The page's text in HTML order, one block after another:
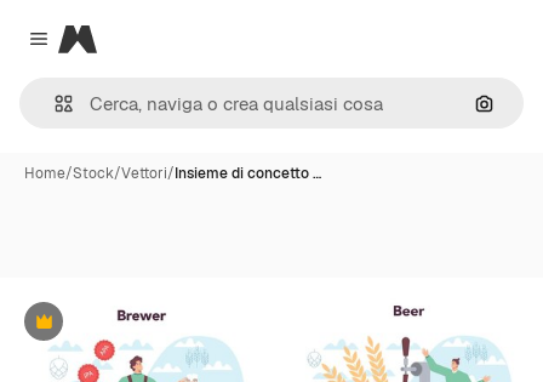
Close menu
Magnific
Cerca
Home/Stock/Vettori/Insieme di concetto …
Premium